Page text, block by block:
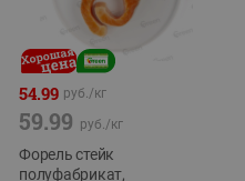
54.99 руб./кг
59.99 руб./кг
Форель стейк
полуфабрикат,